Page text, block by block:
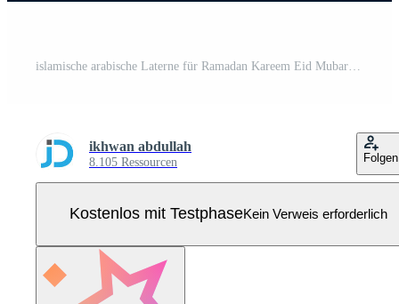
ikhwan abdullah
8.105 Ressourcen Folgen
Kostenlos mit TestphaseKein Verweis erforderlich